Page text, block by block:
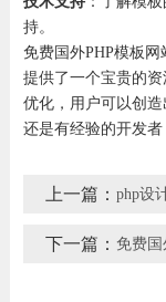
持。
免费国外PHP模板
提供了一个宝贵的
优化，用户可以创
还是有经验的开发者
上一篇： php设
下一篇： 免费国